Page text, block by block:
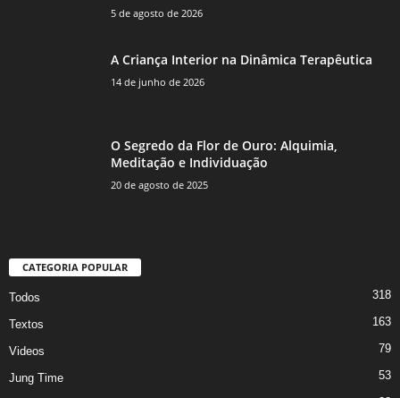
5 de agosto de 2026
A Criança Interior na Dinâmica Terapêutica
14 de junho de 2026
O Segredo da Flor de Ouro: Alquimia,
Meditação e Individuação
20 de agosto de 2025
CATEGORIA POPULAR
Todos 318
Textos 163
Videos 79
Jung Time 53